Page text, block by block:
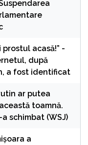
acasă!” -
după
a fost identificat
ar putea
toamnă.
schimbat (WSJ)
a